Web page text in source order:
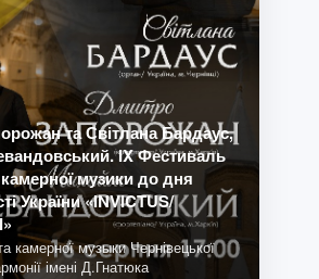
та Світлана Бардаус,
IX Фестиваль
камерної музики до дня
України «INVICTUS/
камерної музыки Чернівецької
імені Д.Гнатюка